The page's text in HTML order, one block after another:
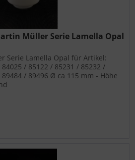
Müller Serie Lamella Opal
Serie Lamella Opal für Artikel:
/ 85122 / 85231 / 85232 /
/ 89496 Ø ca 115 mm - Höhe